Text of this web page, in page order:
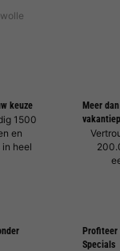
keuze
1500
en
heel
Meer
Profiteer
Specials